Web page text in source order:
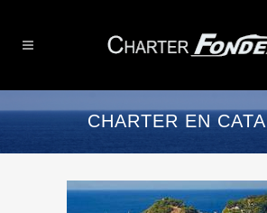
CHARTER EN